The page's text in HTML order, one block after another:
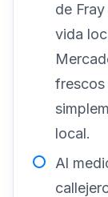
de
vida
frescos
local.
Al